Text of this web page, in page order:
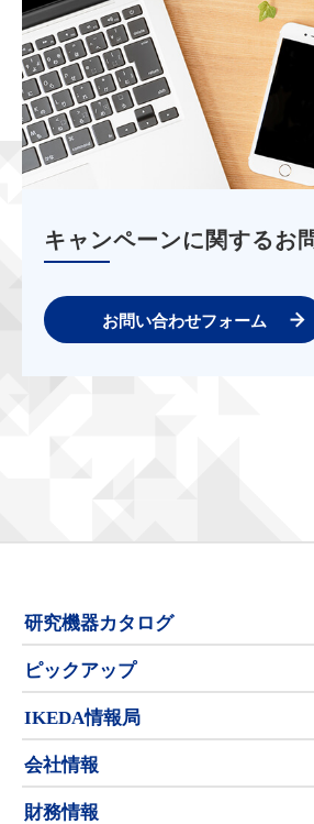
キャンペーンに関するお
お問い合わせフォーム
研究機器カタログ
ピックアップ
IKEDA情報局
会社情報
財務情報